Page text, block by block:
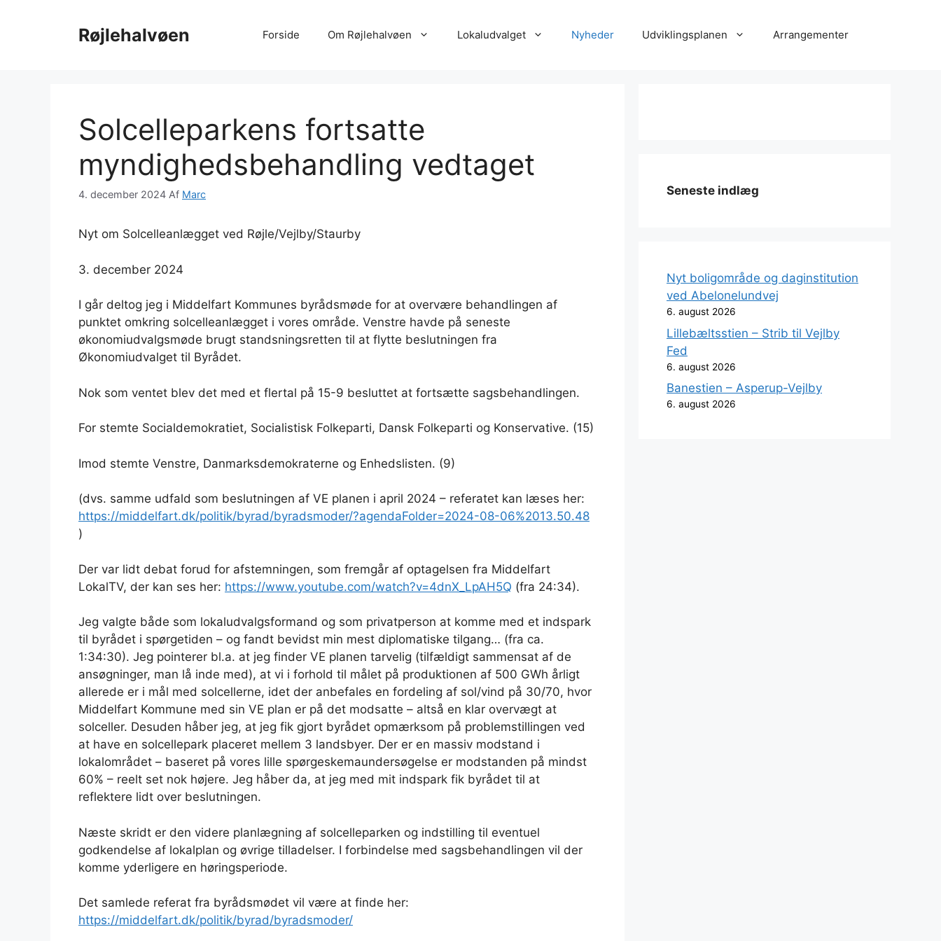
Røjlehalvøen Forside Om Røjlehalvøen Lokaludvalget Nyheder Udviklingsplanen Arrangementer
Solcelleparkens fortsatte
myndighedsbehandling vedtaget
4. december 2024 Af Marc
Nyt om Solcelleanlægget ved Røjle/Vejlby/Staurby
3. december 2024
I går deltog jeg i Middelfart Kommunes byrådsmøde for at overvære behandlingen af
punktet omkring solcelleanlægget i vores område. Venstre havde på seneste
økonomiudvalgsmøde brugt standsningsretten til at flytte beslutningen fra
Økonomiudvalget til Byrådet.
Nok som ventet blev det med et flertal på 15-9 besluttet at fortsætte sagsbehandlingen.
For stemte Socialdemokratiet, Socialistisk Folkeparti, Dansk Folkeparti og Konservative. (15)
Imod stemte Venstre, Danmarksdemokraterne og Enhedslisten. (9)
(dvs. samme udfald som beslutningen af VE planen i april 2024 – referatet kan læses her:
https://middelfart.dk/politik/byrad/byradsmoder/?agendaFolder=2024-08-06%2013.50.48
)
Der var lidt debat forud for afstemningen, som fremgår af optagelsen fra Middelfart
LokalTV, der kan ses her: https://www.youtube.com/watch?v=4dnX_LpAH5Q (fra 24:34).
Jeg valgte både som lokaludvalgsformand og som privatperson at komme med et indspark
til byrådet i spørgetiden – og fandt bevidst min mest diplomatiske tilgang… (fra ca.
1:34:30). Jeg pointerer bl.a. at jeg finder VE planen tarvelig (tilfældigt sammensat af de
ansøgninger, man lå inde med), at vi i forhold til målet på produktionen af 500 GWh årligt
allerede er i mål med solcellerne, idet der anbefales en fordeling af sol/vind på 30/70, hvor
Middelfart Kommune med sin VE plan er på det modsatte – altså en klar overvægt at
solceller. Desuden håber jeg, at jeg fik gjort byrådet opmærksom på problemstillingen ved
at have en solcellepark placeret mellem 3 landsbyer. Der er en massiv modstand i
lokalområdet – baseret på vores lille spørgeskemaundersøgelse er modstanden på mindst
60% – reelt set nok højere. Jeg håber da, at jeg med mit indspark fik byrådet til at
reflektere lidt over beslutningen.
Næste skridt er den videre planlægning af solcelleparken og indstilling til eventuel
godkendelse af lokalplan og øvrige tilladelser. I forbindelse med sagsbehandlingen vil der
komme yderligere en høringsperiode.
Det samlede referat fra byrådsmødet vil være at finde her:
https://middelfart.dk/politik/byrad/byradsmoder/
Seneste indlæg
Nyt boligområde og daginstitution
ved Abelonelundvej
6. august 2026
Lillebæltsstien – Strib til Vejlby
Fed
6. august 2026
Banestien – Asperup-Vejlby
6. august 2026